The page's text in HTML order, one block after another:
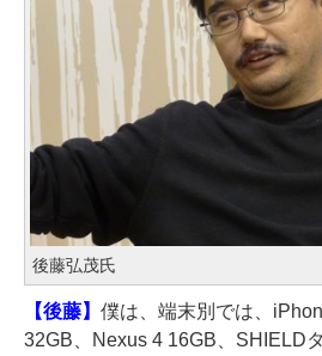
後藤弘茂氏
【後藤】 僕は、端末別では、
32GB、Nexus 4 16GB、SHIELD